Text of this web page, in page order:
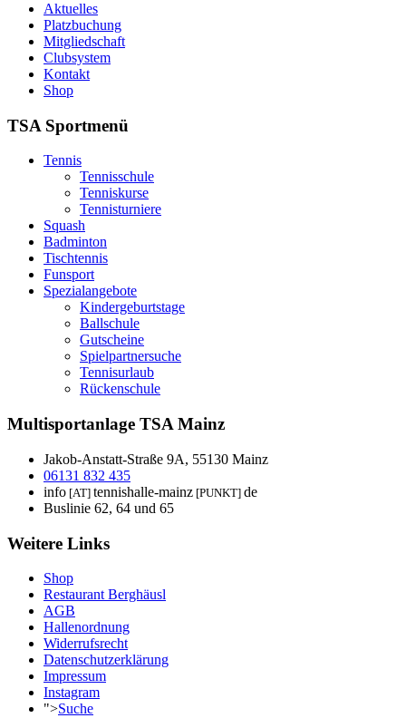
Aktuelles
Platzbuchung
Mitgliedschaft
Clubsystem
Kontakt
Shop
TSA Sportmenü
Tennis
Tennisschule
Tenniskurse
Tennisturniere
Squash
Badminton
Tischtennis
Funsport
Spezialangebote
Kindergeburtstage
Ballschule
Gutscheine
Spielpartnersuche
Tennisurlaub
Rückenschule
Multisportanlage TSA Mainz
Jakob-Anstatt-Straße 9A, 55130 Mainz
06131 832 435
info [AT] tennishalle-mainz [PUNKT] de
Buslinie 62, 64 und 65
Weitere Links
Shop
Restaurant Berghäusl
AGB
Hallenordnung
Widerrufsrecht
Datenschutzerklärung
Impressum
Instagram
">Suche